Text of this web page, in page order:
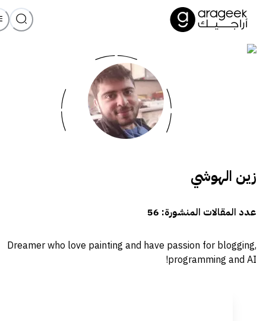
زين الهوشي
عدد المقالات المنشورة: 56
Dreamer who love painting and have passion for blogging,
programming and AI!